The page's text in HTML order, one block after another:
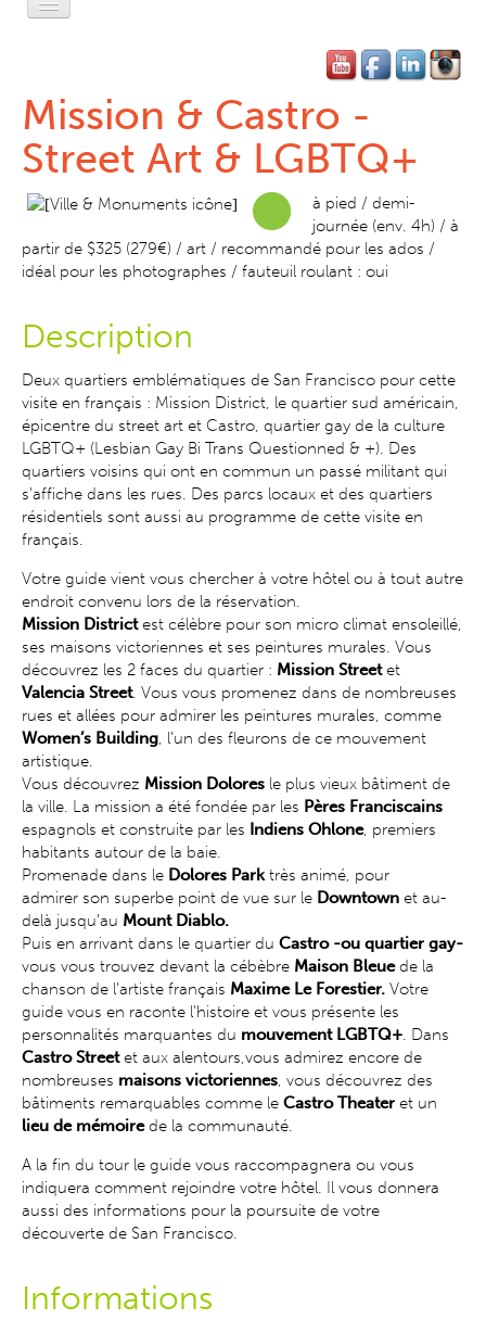
L'Esprit Privé
L'Esprit Léger
L'Esprit SF
Contact-Réservation
Mission & Castro -
Street Art & LGBTQ+
à pied / demi-
journée (env. 4h) / à
partir de $325 (279€) / art / recommandé pour les ados /
idéal pour les photographes / fauteuil roulant : oui
Description
Deux quartiers emblématiques de San Francisco pour cette
visite en français : Mission District, le quartier sud américain,
épicentre du street art et Castro, quartier gay de la culture
LGBTQ+ (Lesbian Gay Bi Trans Questionned & +). Des
quartiers voisins qui ont en commun un passé militant qui
s'affiche dans les rues. Des parcs locaux et des quartiers
résidentiels sont aussi au programme de cette visite en
français.
Votre guide vient vous chercher à votre hôtel ou à tout autre
endroit convenu lors de la réservation.
Mission Districtest célèbre pour son micro climat ensoleillé,
ses maisons victoriennes et ses peintures murales. Vous
découvrez les 2 faces du quartier : Mission Streetet
Valencia Street. Vous vous promenez dans de nombreuses
rues et allées pour admirer les peintures murales, comme
Women’s Building, l’un des fleurons de ce mouvement
artistique.
Vous découvrez Mission Dolores le plus vieux bâtiment de
la ville. La mission a été fondée par les Pères Franciscains
espagnols et construite par les Indiens Ohlone, premiers
habitants autour de la baie.
Promenade dans le Dolores Parktrès animé, pour
admirer son superbe point de vue sur le Downtown et au-
delà jusqu’au Mount Diablo.
Puis en arrivant dans le quartier du Castro -ou quartier gay-
vous vous trouvez devant la cébèbre Maison Bleuede la
chanson de l’artiste français Maxime Le Forestier. Votre
guide vous en raconte l'histoire et vous présente les
personnalités marquantes du mouvement LGBTQ+. Dans
Castro Streetet aux alentours,vous admirez encore de
nombreuses maisons victoriennes, vous découvrez des
bâtiments remarquables comme le Castro Theater et un
lieu de mémoirede la communauté.
A la fin du tour le guide vous raccompagnera ou vous
indiquera comment rejoindre votre hôtel. Il vous donnera
aussi des informations pour la poursuite de votre
découverte de San Francisco.
Informations